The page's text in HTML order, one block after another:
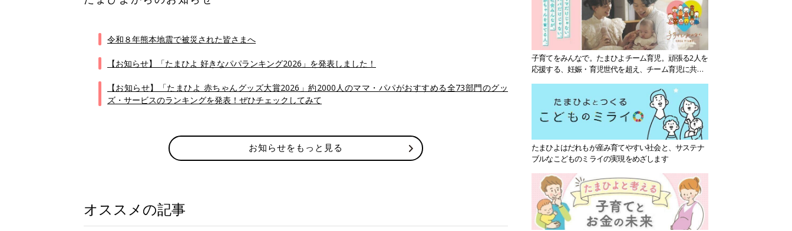
令和８年熊本地震で被災された皆さまへ
【お知らせ】「たまひよ 好きなパパランキング2026」を発表しました！
【お知らせ】「たまひよ 赤ちゃんグッズ大賞2026」約2000人のママ・パパがおすすめる全73部門のグッ
ズ・サービスのランキングを発表！ぜひチェックしてみて
お知らせをもっと見る
オススメの記事
子育てをみんなで。たまひよチーム育児。頑張る2人を
応援する、妊娠・育児世代を超え、チーム育児に共感
たまひよはだれもが産み育てやすい社会と、サステナ
ブルなこどものミライの実現をめざします